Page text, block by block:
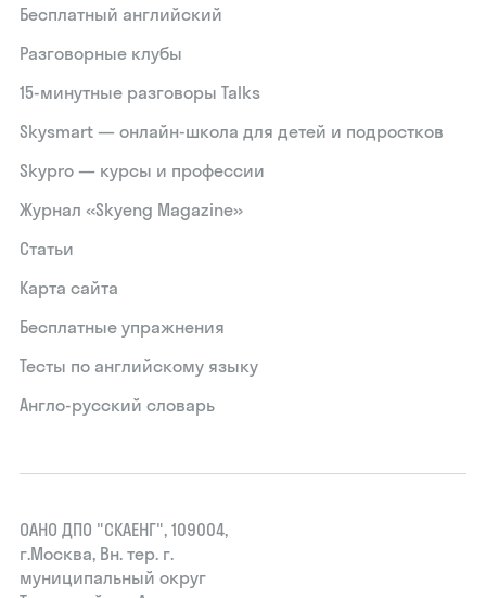
Бесплатный английский
Разговорные клубы
15‑минутные разговоры Talks
Skysmart — онлайн-школа для детей и подростков
Skypro — курсы и профессии
Журнал «Skyeng Magazine»
Статьи
Карта сайта
Бесплатные упражнения
Тесты по английскому языку
Англо-русский словарь
ОАНО ДПО "СКАЕНГ", 109004,
г.Москва, Вн. тер. г.
муниципальный округ